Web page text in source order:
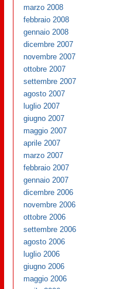
marzo 2008
febbraio 2008
gennaio 2008
dicembre 2007
novembre 2007
ottobre 2007
settembre 2007
agosto 2007
luglio 2007
giugno 2007
maggio 2007
aprile 2007
marzo 2007
febbraio 2007
gennaio 2007
dicembre 2006
novembre 2006
ottobre 2006
settembre 2006
agosto 2006
luglio 2006
giugno 2006
maggio 2006